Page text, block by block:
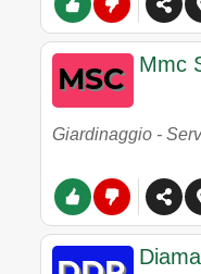
Mmc
Giardinaggio -